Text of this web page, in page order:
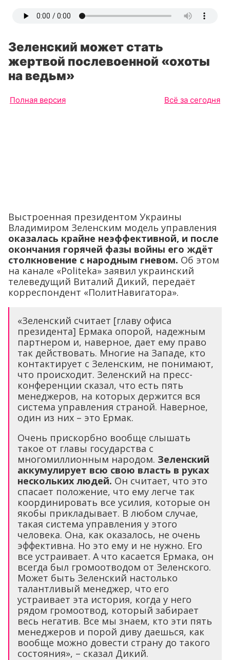
Зеленский может стать
жертвой послевоенной «охоты
на ведьм»
Полная версия Всё за сегодня
Выстроенная президентом Украины
Владимиром Зеленским модель управления
оказалась крайне неэффективной, и после
окончания горячей фазы войны его ждёт
столкновение с народным гневом. Об этом
на канале «Politeka» заявил украинский
телеведущий Виталий Дикий, передаёт
корреспондент «ПолитНавигатора».
«Зеленский считает [главу офиса
президента] Ермака опорой, надежным
партнером и, наверное, дает ему право
так действовать. Многие на Западе, кто
контактирует с Зеленским, не понимают,
что происходит. Зеленский на пресс-
конференции сказал, что есть пять
менеджеров, на которых держится вся
система управления страной. Наверное,
один из них – это Ермак.
Очень прискорбно вообще слышать
такое от главы государства с
многомиллионным народом. Зеленский
аккумулирует всю свою власть в руках
нескольких людей. Он считает, что это
спасает положение, что ему легче так
координировать все усилия, которые он
якобы прикладывает. В любом случае,
такая система управления у этого
человека. Она, как оказалось, не очень
эффективна. Но это ему и не нужно. Его
все устраивает. А что касается Ермака, он
всегда был громоотводом от Зеленского.
Может быть Зеленский настолько
талантливый менеджер, что его
устраивает эта история, когда у него
рядом громоотвод, который забирает
весь негатив. Все мы знаем, кто эти пять
менеджеров и порой диву даешься, как
вообще можно довести страну до такого
состояния», – сказал Дикий.